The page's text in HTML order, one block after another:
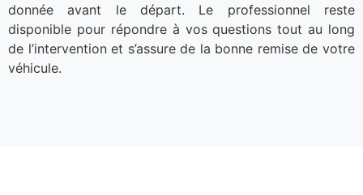
donnée avant le départ. Le professionnel reste
disponible pour répondre à vos questions tout au long
de l’intervention et s’assure de la bonne remise de votre
véhicule.